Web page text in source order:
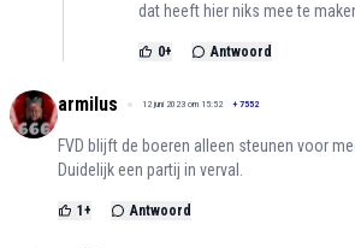
dat heeft hier niks mee te
0+ Antwoord
armilus 12 juni 2023 om 15:52 + 7552
FVD blijft de boeren alleen steunen voor
Duidelijk een partij in verval.
1 + Antwoord